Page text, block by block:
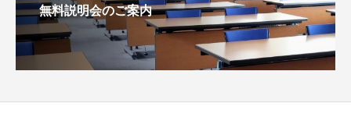
無料説明会のご案内